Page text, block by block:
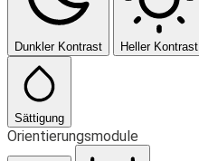
Dunkler Kontrast Heller Kontrast
Sättigung
Orientierungsmodule